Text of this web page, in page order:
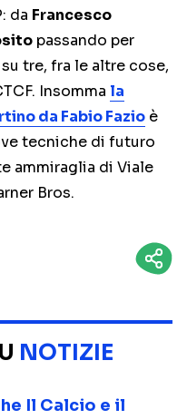
da Francesco
passando per
tre, fra le altre cose,
Insomma la
da Fabio Fazio è
tecniche di futuro
ammiraglia di Viale
Bros.
NOTIZIE
Il Calcio e il